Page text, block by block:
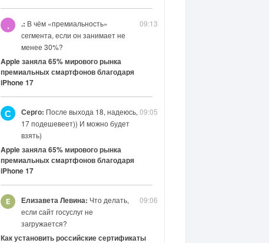
09:13
. .: В чём «премиальность»
сегмента, если он занимает не
менее 30%?
Apple заняла 65% мирового рынка
премиальных смартфонов благодаря
iPhone 17
09:05
С Серго: После выхода 18, надеюсь,
17 подешевеет)) И можно будет
взять)
Apple заняла 65% мирового рынка
премиальных смартфонов благодаря
iPhone 17
09:06
Елизавета Левина: Что делать,
если сайт госуслуг не
загружается?
Как установить российские сертификаты